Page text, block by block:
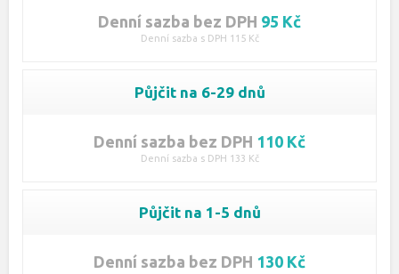
Denní sazba bez DPH 95 Kč
Denní sazba s DPH 115 Kč
Půjčit na 6-29 dnů
Denní sazba bez DPH 110 Kč
Denní sazba s DPH 133 Kč
Půjčit na 1-5 dnů
Denní sazba bez DPH 130 Kč